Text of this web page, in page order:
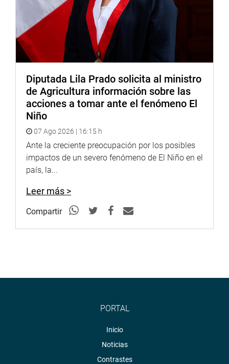
Diputada Lila Prado solicita al ministro
de Agricultura información sobre las
acciones a tomar ante el fenómeno El
Niño
07 Ago 2026 | 16:15 h
Ante la creciente preocupación por los posibles
impactos de un severo fenómeno de El Niño en el
país, la...
Leer más >
Compartir
PORTAL
Inicio
Noticias
Contrastes